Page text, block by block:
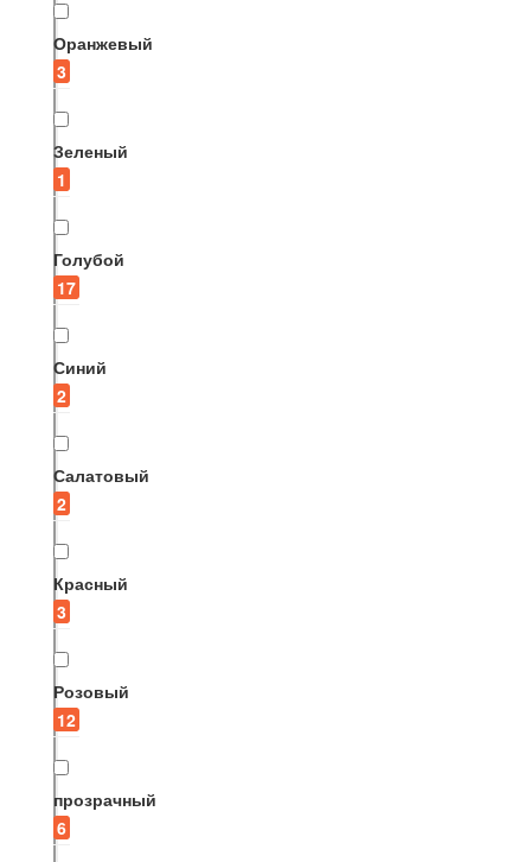
Оранжевый
3
Зеленый
1
Голубой
17
Синий
2
Салатовый
2
Красный
3
Розовый
12
прозрачный
6